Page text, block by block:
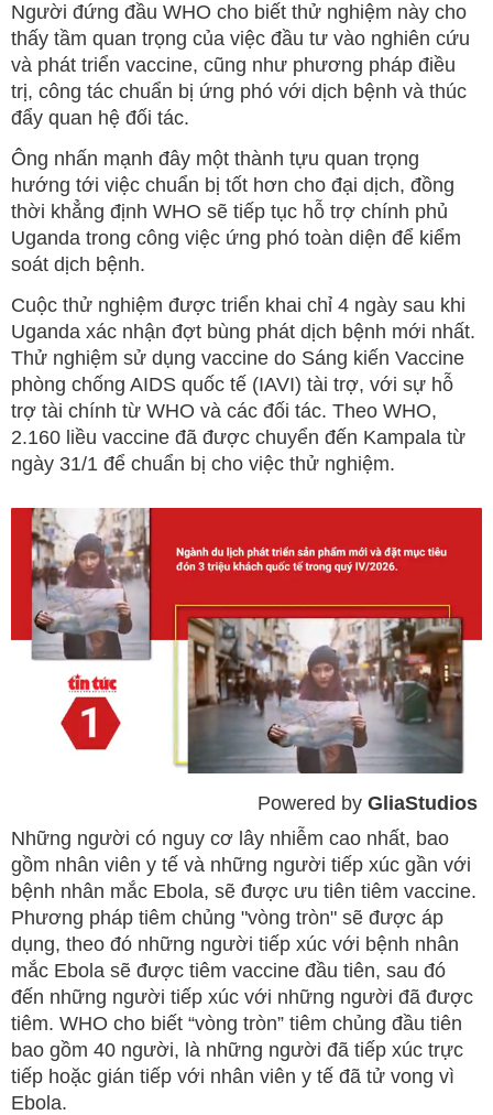
Người đứng đầu WHO cho biết thử nghiệm này cho
thấy tầm quan trọng của việc đầu tư vào nghiên cứu
và phát triển vaccine, cũng như phương pháp điều
trị, công tác chuẩn bị ứng phó với dịch bệnh và thúc
đẩy quan hệ đối tác.
Ông nhấn mạnh đây một thành tựu quan trọng
hướng tới việc chuẩn bị tốt hơn cho đại dịch, đồng
thời khẳng định WHO sẽ tiếp tục hỗ trợ chính phủ
Uganda trong công việc ứng phó toàn diện để kiểm
soát dịch bệnh.
Cuộc thử nghiệm được triển khai chỉ 4 ngày sau khi
Uganda xác nhận đợt bùng phát dịch bệnh mới nhất.
Thử nghiệm sử dụng vaccine do Sáng kiến Vaccine
phòng chống AIDS quốc tế (IAVI) tài trợ, với sự hỗ
trợ tài chính từ WHO và các đối tác. Theo WHO,
2.160 liều vaccine đã được chuyển đến Kampala từ
ngày 31/1 để chuẩn bị cho việc thử nghiệm.
Powered by GliaStudios
Những người có nguy cơ lây nhiễm cao nhất, bao
gồm nhân viên y tế và những người tiếp xúc gần với
bệnh nhân mắc Ebola, sẽ được ưu tiên tiêm vaccine.
Phương pháp tiêm chủng "vòng tròn" sẽ được áp
dụng, theo đó những người tiếp xúc với bệnh nhân
mắc Ebola sẽ được tiêm vaccine đầu tiên, sau đó
đến những người tiếp xúc với những người đã được
tiêm. WHO cho biết “vòng tròn” tiêm chủng đầu tiên
bao gồm 40 người, là những người đã tiếp xúc trực
tiếp hoặc gián tiếp với nhân viên y tế đã tử vong vì
Ebola.